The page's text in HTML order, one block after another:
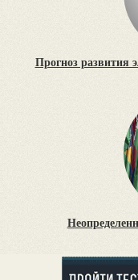
Прогноз развития